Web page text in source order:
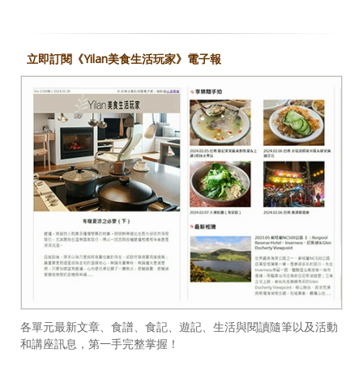
立即訂閱《Yilan美食生活玩家》電子報
各單元最新文章、食譜、食記、遊記、生活與閱讀隨筆以及活動
和講座訊息，第一手完整掌握！